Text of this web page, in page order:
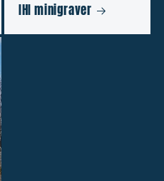
IHI minigraver